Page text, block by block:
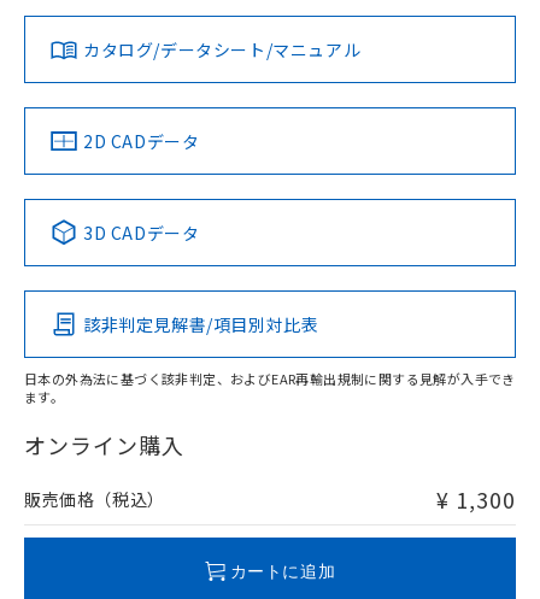
ダウンロードデータをご利用いただく前に、以下を必ずお読
みください。
ソフトウェアの使用条件
対応済み
中国 RoHS 注意事項・凡例
Pb Hg Cd Cr(VI)
O
在庫等で未対応品が混在する可能性があります。
問い合わせください。
LR型式承認
（イギリス
船舶規格）
DNV型式承認
（ノルウェー
BV型式承認
（フランス
KR型式
（韓国
No No No No
この製品の規格認証/適合状況ページへ
その他の認証はこちらのページからご検索ください
カタログ/データシート/マニュアル
2D CADデータ
3D CADデータ
該非判定見解書/項目別対比表
日本の外為法に基づく該非判定、およびEAR再輸出規制に関する見解が入手でき
ます。
オンライン購入
販売価格（税込） ¥ 1,300
カートに追加
指します。
また、RoHS指令のフタル酸エステル類４
物質の対応では、対応完了までの期間は出
荷製品に未対応品が混在することから備考
欄に対応日を記載しておりました。
既に当社にて対応品への在庫切替を完了
していることから、特段のことがない限
り、2022年1月12日より割愛しておりま
す。